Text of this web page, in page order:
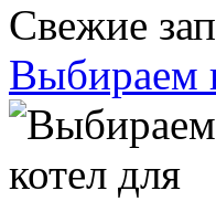
Свежие
Выбираем